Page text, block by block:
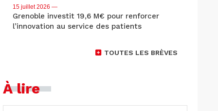
15 juillet 2026 —
Grenoble investit 19,6 M€ pour renforcer
l’innovation au service des patients
TOUTES LES BRÈVES
À lire